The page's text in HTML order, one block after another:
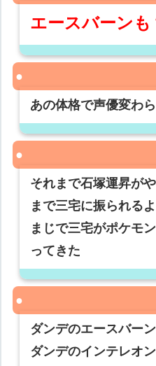
エースバーンも
あの体格で声優変わ
それまで石塚運昇が
まで三宅に振られる
まじで三宅がポケモ
ってきた
ダンデのエースバー
ダンデのインテレオ